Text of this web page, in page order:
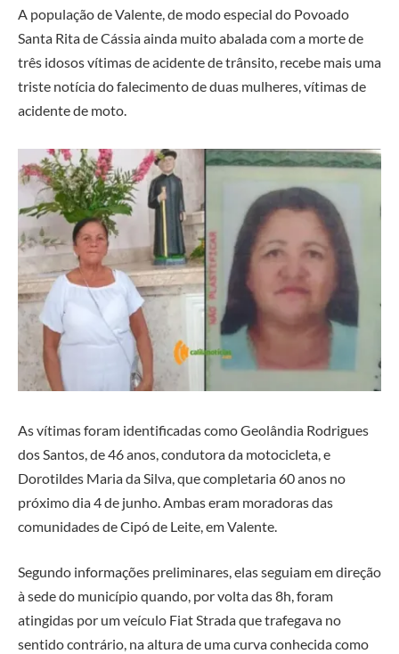
A população de Valente, de modo especial do Povoado
Santa Rita de Cássia ainda muito abalada com a morte de
três idosos vítimas de acidente de trânsito, recebe mais uma
triste notícia do falecimento de duas mulheres, vítimas de
acidente de moto.
As vítimas foram identificadas como Geolândia Rodrigues
dos Santos, de 46 anos, condutora da motocicleta, e
Dorotildes Maria da Silva, que completaria 60 anos no
próximo dia 4 de junho. Ambas eram moradoras das
comunidades de Cipó de Leite, em Valente.
Segundo informações preliminares, elas seguiam em direção
à sede do município quando, por volta das 8h, foram
atingidas por um veículo Fiat Strada que trafegava no
sentido contrário, na altura de uma curva conhecida como